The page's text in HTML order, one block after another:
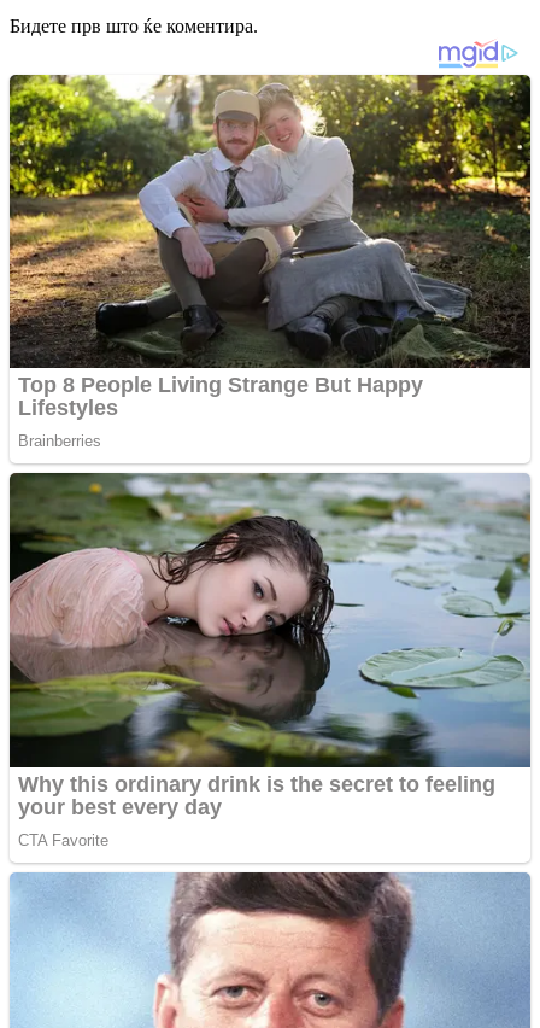
Бидете прв што ќе коментира.